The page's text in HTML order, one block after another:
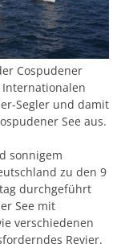
Cospudener
Internationalen
Segler und damit
See aus.
sonnigem
zu den 9
durchgeführt
See mit
verschiedenen
Revier.